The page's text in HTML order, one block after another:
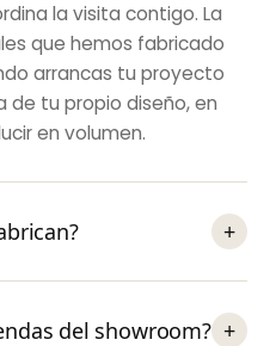
la visita contigo. La
que hemos fabricado
arrancas tu proyecto
de tu propio diseño, en
en volumen.
+
del showroom? +